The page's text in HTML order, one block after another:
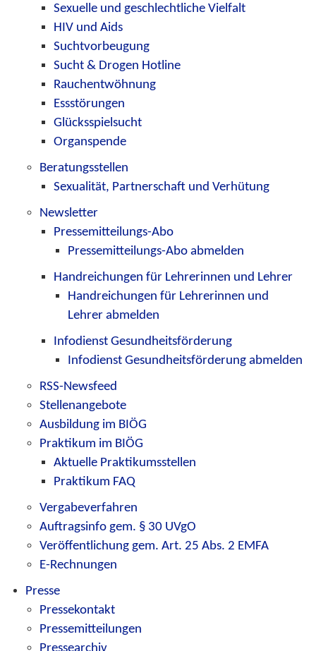
Sexuelle und geschlechtliche Vielfalt
HIV und Aids
Suchtvorbeugung
Sucht & Drogen Hotline
Rauchentwöhnung
Essstörungen
Glücksspielsucht
Organspende
Beratungsstellen
Sexualität, Partnerschaft und Verhütung
Newsletter
Pressemitteilungs-Abo
Pressemitteilungs-Abo abmelden
Handreichungen für Lehrerinnen und Lehrer
Handreichungen für Lehrerinnen und
Lehrer abmelden
Infodienst Gesundheitsförderung
Infodienst Gesundheitsförderung abmelden
RSS-Newsfeed
Stellenangebote
Ausbildung im BIÖG
Praktikum im BIÖG
Aktuelle Praktikumsstellen
Praktikum FAQ
Vergabeverfahren
Auftragsinfo gem. § 30 UVgO
Veröffentlichung gem. Art. 25 Abs. 2 EMFA
E-Rechnungen
Presse
Pressekontakt
Pressemitteilungen
Pressearchiv